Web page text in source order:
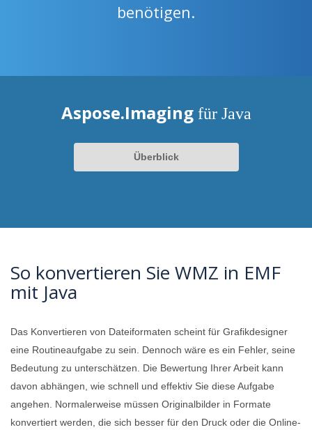
benötigen.
Aspose.Imaging für Java
Überblick
So konvertieren Sie WMZ in EMF
mit Java
Das Konvertieren von Dateiformaten scheint für Grafikdesigner
eine Routineaufgabe zu sein. Dennoch wäre es ein Fehler, seine
Bedeutung zu unterschätzen. Die Bewertung Ihrer Arbeit kann
davon abhängen, wie schnell und effektiv Sie diese Aufgabe
angehen. Normalerweise müssen Originalbilder in Formate
konvertiert werden, die sich besser für den Druck oder die Online-